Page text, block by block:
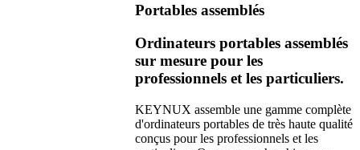
Portables assemblés
Ordinateurs portables assemblés
sur mesure pour les
professionnels et les particuliers.
KEYNUX assemble une gamme complète
d'ordinateurs portables de très haute qualité
conçus pour les professionnels et les